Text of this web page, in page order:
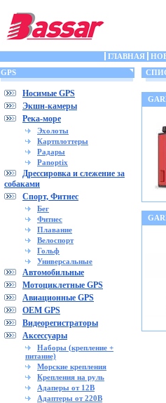
ГЛАВНАЯ
GPS
Носимые GPS
Экшн-камеры
Река-море
Эхолоты
Картплоттеры
Радары
Panoptix
Дрессировка и слежение за
собаками
Спорт, Фитнес
Бег
Фитнес
Плавание
Велоспорт
Гольф
Универсальные
Автомобильные
Мотоциклетные GPS
Авиационные GPS
OEM GPS
Видеорегистраторы
Аксессуары
Наборы (крепление +
питание)
Морские крепления
Крепления на руль
Адаперы от 12В
Адаптеры от 220В